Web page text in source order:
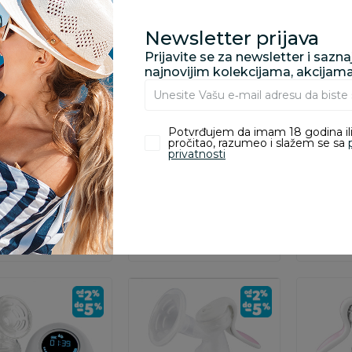
za
ručna
za izmlazanje
RSD
RSD
u korpu
Besplatna
BBO električna pumpica
hands free
6.490,00 RSD
Pumpice
Chicco
Newsletter prijava
Prijavite se za newsletter i
najnovijim kolekcijama,
Potvrđujem da imam 18 godina
pročitao, razumeo i slažem se sa
privatnosti